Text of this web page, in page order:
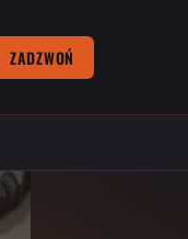
ZADZWOŃ